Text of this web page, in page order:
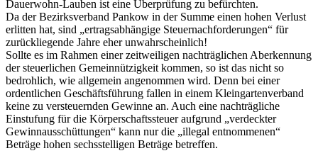
Dauerwohn-Lauben ist eine Überprüfung zu befürchten.
Da der Bezirksverband Pankow in der Summe einen hohen Verlust
erlitten hat, sind „ertragsabhängige Steuernachforderungen“ für
zurückliegende Jahre eher unwahrscheinlich!
Sollte es im Rahmen einer zeitweiligen nachträglichen Aberkennung
der steuerlichen Gemeinnützigkeit kommen, so ist das nicht so
bedrohlich, wie allgemein angenommen wird. Denn bei einer
ordentlichen Geschäftsführung fallen in einem Kleingartenverband
keine zu versteuernden Gewinne an. Auch eine nachträgliche
Einstufung für die Körperschaftssteuer aufgrund „verdeckter
Gewinnausschüttungen“ kann nur die „illegal entnommenen“
Beträge hohen sechsstelligen Beträge betreffen.